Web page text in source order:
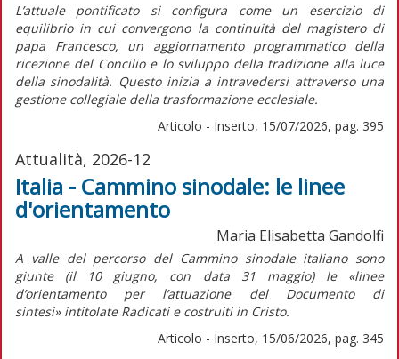
L’attuale pontificato si configura come un esercizio di
equilibrio in cui convergono la continuità del magistero di
papa Francesco, un aggiornamento programmatico della
ricezione del Concilio e lo sviluppo della tradizione alla luce
della sinodalità. Questo inizia a intravedersi attraverso una
gestione collegiale della trasformazione ecclesiale.
Articolo - Inserto, 15/07/2026, pag. 395
Attualità, 2026-12
Italia - Cammino sinodale: le linee
d'orientamento
Maria Elisabetta Gandolfi
A valle del percorso del Cammino sinodale italiano sono
giunte (il 10 giugno, con data 31 maggio) le «linee
d’orientamento per l’attuazione del Documento di
sintesi»intitolate Radicati e costruiti in Cristo.
Articolo - Inserto, 15/06/2026, pag. 345